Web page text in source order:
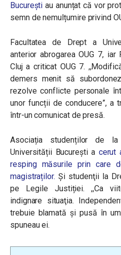
București au anunțat că vor
semn de nemulțumire privind
Facultatea de Drept a
anterior abrogarea OUG 7,
Cluj a criticat OUG 7.
demers menit să
rezolve conflicte personale
unor funcții de conducere”, a
într-un comunicat de presă.
Asociația studenților de
Universității București a cerut
resping măsurile prin care
magistraților. Și studenţii la
pe Legile Justiției. ,,Ca
indignare situaţia.
trebuie blamată şi pusă în
spuneau ei.